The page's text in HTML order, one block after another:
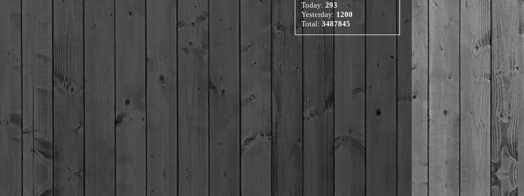
Today: 293
Yesterday: 1200
Total: 3487845